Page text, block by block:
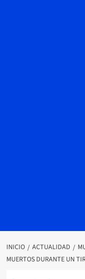
INICIO ACTUALIDAD
MUERTOS DURANTE UN